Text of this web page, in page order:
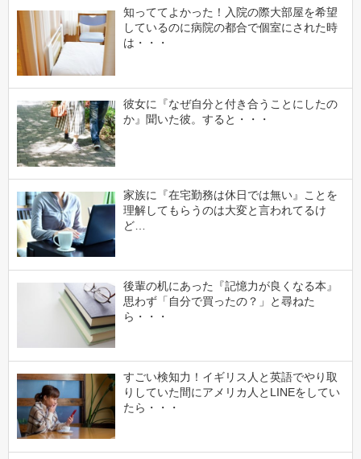
知っててよかった！入院の際大部屋を希望
しているのに病院の都合で個室にされた時
は・・・
彼女に『なぜ自分と付き合うことにしたの
か』聞いた彼。すると・・・
家族に『在宅勤務は休日では無い』ことを
理解してもらうのは大変と言われてるけ
ど…
後輩の机にあった『記憶力が良くなる本』
思わず「自分で買ったの？」と尋ねた
ら・・・
すごい検知力！イギリス人と英語でやり取
りしていた間にアメリカ人とLINEをしてい
たら・・・